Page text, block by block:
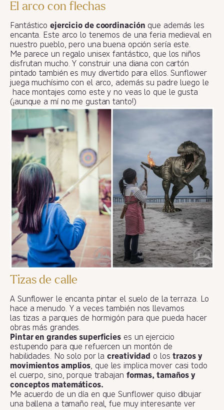
El arco con flechas
Fantástico ejercicio de coordinación que además les
encanta. Este arco lo tenemos de una feria medieval en
nuestro pueblo, pero una buena opción sería este.
Me parece un regalo unisex fantástico, que los niños
disfrutan mucho. Y construir una diana con cartón
pintado también es muy divertido para ellos. Sunflower
juega muchísimo con el arco, además su padre luego le
hace montajes como este y no veas lo que le gusta
(¡aunque a mí no me gustan tanto!)
Tizas de calle
A Sunflower le encanta pintar el suelo de la terraza. Lo
hace a menudo. Y a veces también nos llevamos
las tizas a parques de hormigón para que pueda hacer
obras más grandes.
Pintar en grandes superficies es un ejercicio
estupendo para que refuercen un montón de
habilidades. No solo por lacreatividad o lostrazos y
movimientos amplios, que les implica mover casi todo
el cuerpo, sino, porque trabajan formas, tamaños y
conceptos matemáticos.
Me acuerdo de un día en que Sunflower quiso dibujar
una ballena a tamaño real, fue muy interesante ver